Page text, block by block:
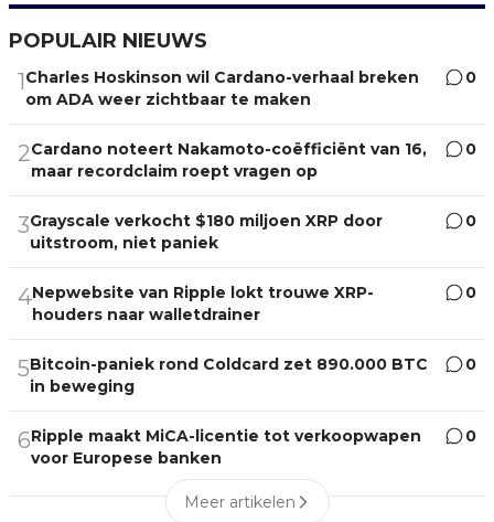
POPULAIR NIEUWS
1Charles Hoskinson wil Cardano-verhaal breken
om ADA weer zichtbaar te maken
0
2Cardano noteert Nakamoto-coëfficiënt van 16,
maar recordclaim roept vragen op
0
3Grayscale verkocht $180 miljoen XRP door
uitstroom, niet paniek
0
4Nepwebsite van Ripple lokt trouwe XRP-
houders naar walletdrainer
0
5Bitcoin-paniek rond Coldcard zet 890.000 BTC
in beweging
0
6Ripple maakt MiCA-licentie tot verkoopwapen
voor Europese banken
0
Meer artikelen